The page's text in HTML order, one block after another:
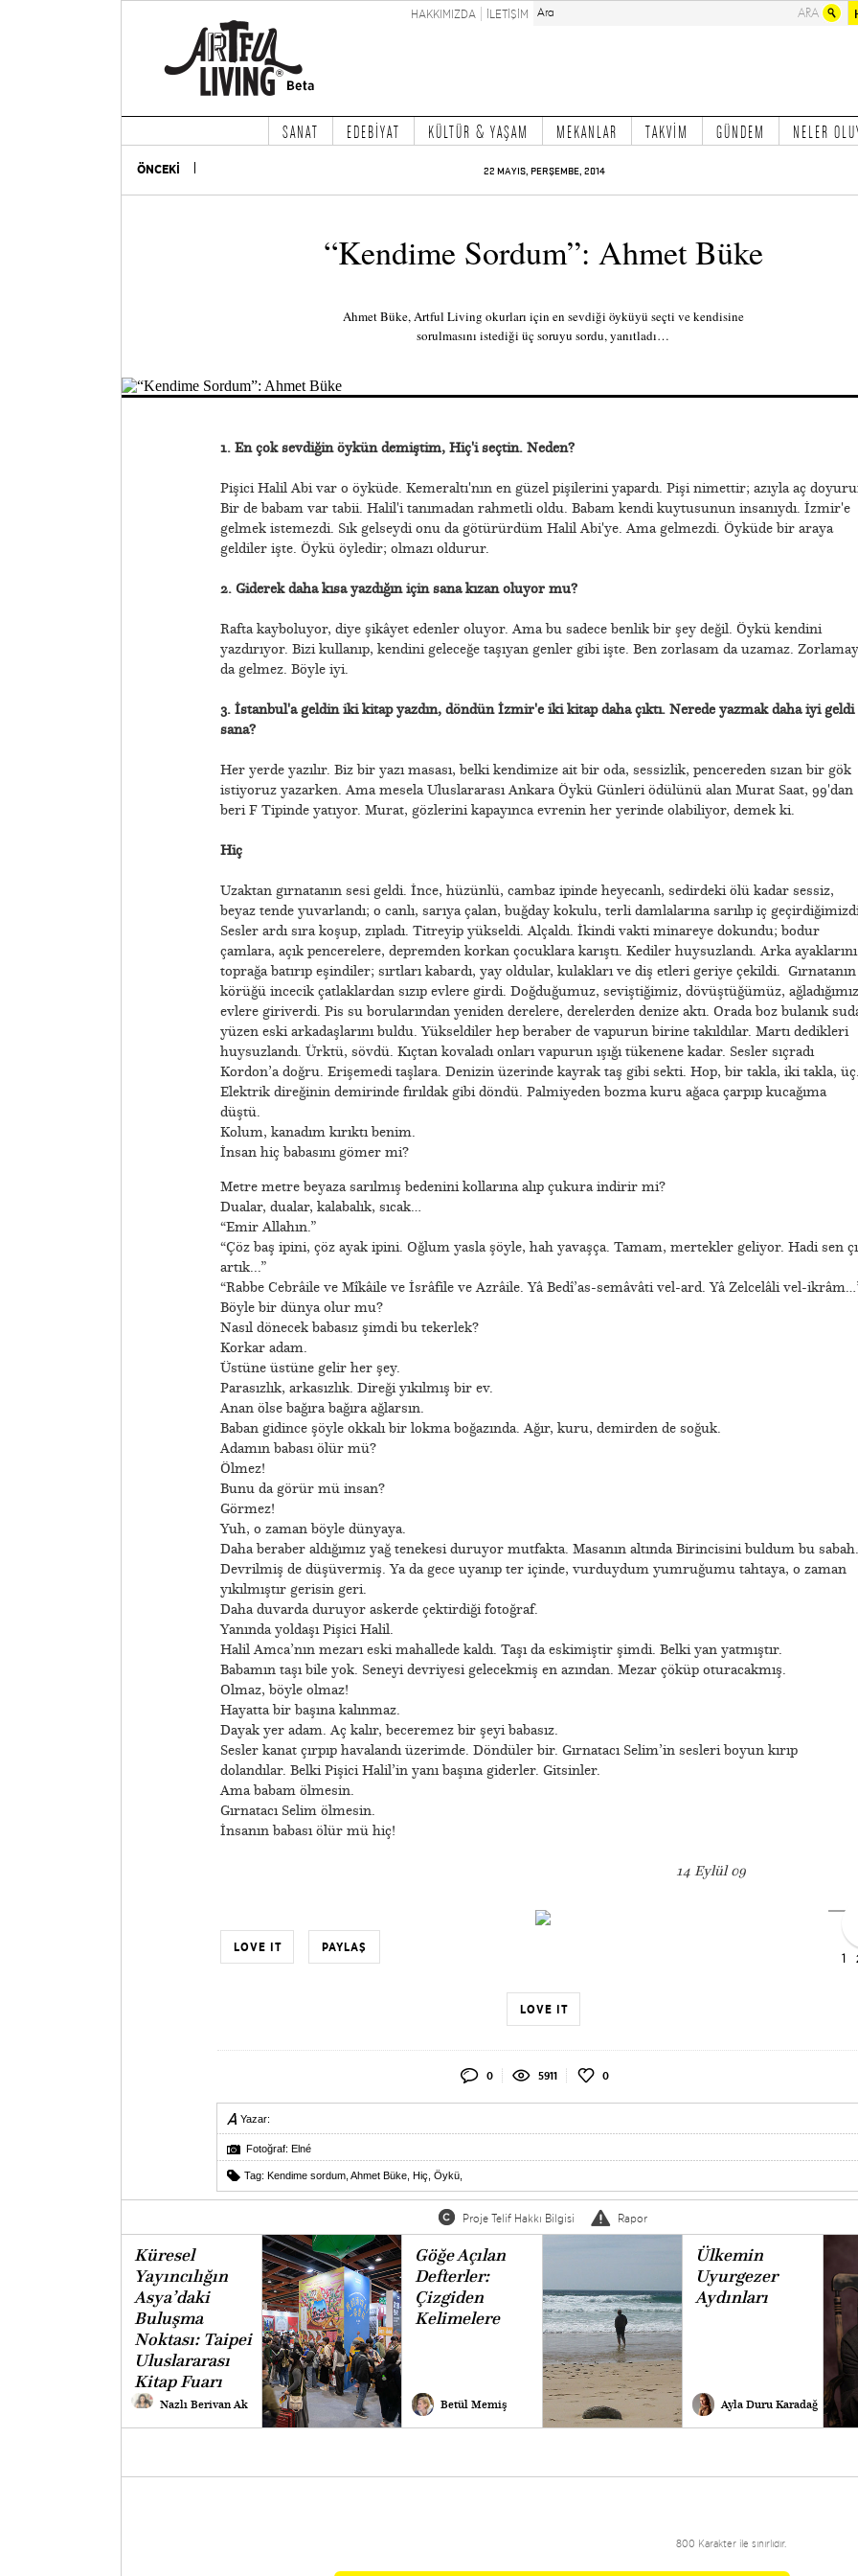
HAKKIMIZDA İLETİŞİM
SANAT EDEBİYAT KÜLTÜR & YAŞAM MEKANLAR TAKVİM GÜNDEM NELER
ÖNCEKİ 22 MAYIS, PERŞEMBE, 2014
“Kendime Sordum”: Ahmet Büke
Ahmet Büke, Artful Living okurları için en sevdiği öyküyü seçti ve kendisine
sorulmasını istediği üç soruyu sordu, yanıtladı…
1. En çok sevdiğin öykün demiştim, Hiç'i seçtin. Neden?
Pişici Halil Abi var o öyküde. Kemeraltı'nın en güzel pişilerini yapardı. Pişi nimettir; azıyla aç
Bir de babam var tabii. Halil'i tanımadan rahmetli oldu. Babam kendi kuytusunun insanıydı. İzmir'e
gelmek istemezdi. Sık gelseydi onu da götürürdüm Halil Abi'ye. Ama gelmezdi. Öyküde bir araya
geldiler işte. Öykü öyledir; olmazı oldurur.
2. Giderek daha kısa yazdığın için sana kızan oluyor mu?
Rafta kayboluyor, diye şikâyet edenler oluyor. Ama bu sadece benlik bir şey değil. Öykü kendini
yazdırıyor. Bizi kullanıp, kendini geleceğe taşıyan genler gibi işte. Ben zorlasam da uzamaz.
da gelmez. Böyle iyi.
3. İstanbul'a geldin iki kitap yazdın, döndün İzmir'e iki kitap daha çıktı. Nerede yazmak daha iyi geldi
sana?
Her yerde yazılır. Biz bir yazı masası, belki kendimize ait bir oda, sessizlik, pencereden sızan bir gök
istiyoruz yazarken. Ama mesela Uluslararası Ankara Öykü Günleri ödülünü alan Murat Saat, 99'dan
beri F Tipinde yatıyor. Murat, gözlerini kapayınca evrenin her yerinde olabiliyor, demek ki.
Hiç
Uzaktan gırnatanın sesi geldi. İnce, hüzünlü, cambaz ipinde heyecanlı, sedirdeki ölü kadar sessiz,
beyaz tende yuvarlandı; o canlı, sarıya çalan, buğday kokulu, terli damlalarına sarılıp iç
Sesler ardı sıra koşup, zıpladı. Titreyip yükseldi. Alçaldı. İkindi vakti minareye dokundu; bodur
çamlara, açık pencerelere, depremden korkan çocuklara karıştı. Kediler huysuzlandı. Arka ayaklarını
toprağa batırıp eşindiler; sırtları kabardı, yay oldular, kulakları ve diş etleri geriye çekildi. Gırnatanın
körüğü incecik çatlaklardan sızıp evlere girdi. Doğduğumuz, seviştiğimiz, dövüştüğümüz, ağladığımız
evlere giriverdi. Pis su borularından yeniden derelere, derelerden denize aktı. Orada boz bulanık
yüzen eski arkadaşlarını buldu. Yükseldiler hep beraber de vapurun birine takıldılar. Martı dedikleri
huysuzlandı. Ürktü, sövdü. Kıçtan kovaladı onları vapurun ışığı tükenene kadar. Sesler sıçradı
Kordon’a doğru. Erişemedi taşlara. Denizin üzerinde kayrak taş gibi sekti. Hop, bir takla, iki takla,
Elektrik direğinin demirinde fırıldak gibi döndü. Palmiyeden bozma kuru ağaca çarpıp kucağıma
düştü.
Kolum, kanadım kırıktı benim.
İnsan hiç babasını gömer mi?
Metre metre beyaza sarılmış bedenini kollarına alıp çukura indirir mi?
Dualar, dualar, kalabalık, sıcak…
“Emir Allahın.”
“Çöz baş ipini, çöz ayak ipini. Oğlum yasla şöyle, hah yavaşça. Tamam, mertekler geliyor. Hadi sen
artık...”
“Rabbe Cebrâile ve Mîkâile ve İsrâfile ve Azrâile. Yâ Bedî’as-semâvâti vel-ard. Yâ Zelcelâli vel-
Böyle bir dünya olur mu?
Nasıl dönecek babasız şimdi bu tekerlek?
Korkar adam.
Üstüne üstüne gelir her şey.
Parasızlık, arkasızlık. Direği yıkılmış bir ev.
Anan ölse bağıra bağıra ağlarsın.
Baban gidince şöyle okkalı bir lokma boğazında. Ağır, kuru, demirden de soğuk.
Adamın babası ölür mü?
Ölmez!
Bunu da görür mü insan?
Görmez!
Yuh, o zaman böyle dünyaya.
Daha beraber aldığımız yağ tenekesi duruyor mutfakta. Masanın altında Birincisini buldum bu sabah.
Devrilmiş de düşüvermiş. Ya da gece uyanıp ter içinde, vurduydum yumruğumu tahtaya, o zaman
yıkılmıştır gerisin geri.
Daha duvarda duruyor askerde çektirdiği fotoğraf.
Yanında yoldaşı Pişici Halil.
Halil Amca’nın mezarı eski mahallede kaldı. Taşı da eskimiştir şimdi. Belki yan yatmıştır.
Babamın taşı bile yok. Seneyi devriyesi gelecekmiş en azından. Mezar çöküp oturacakmış.
Olmaz, böyle olmaz!
Hayatta bir başına kalınmaz.
Dayak yer adam. Aç kalır, beceremez bir şeyi babasız.
Sesler kanat çırpıp havalandı üzerimde. Döndüler bir. Gırnatacı Selim’in sesleri boyun kırıp
dolandılar. Belki Pişici Halil’in yanı başına giderler. Gitsinler.
Ama babam ölmesin.
Gırnatacı Selim ölmesin.
İnsanın babası ölür mü hiç!
14 Eylül 09
1
LOVE IT PAYLAŞ
LOVE IT
0 5911 0
Yazar:
Fotoğraf: Elné
Tag: Kendime sordum Ahmet Büke Hiç Öykü
Proje Telif Hakkı Bilgisi Rapor
Küresel
Yayıncılığın
Asya’daki
Buluşma
Noktası: Taipei
Uluslararası
Kitap Fuarı
Nazlı Berivan Ak
Göğe Açılan
Defterler:
Çizgiden
Kelimelere
Betül Memiş
Ülkemin
Uyurgezer
Aydınları
Ayla Duru Karadağ
800 Karakter ile sınırlıdır.